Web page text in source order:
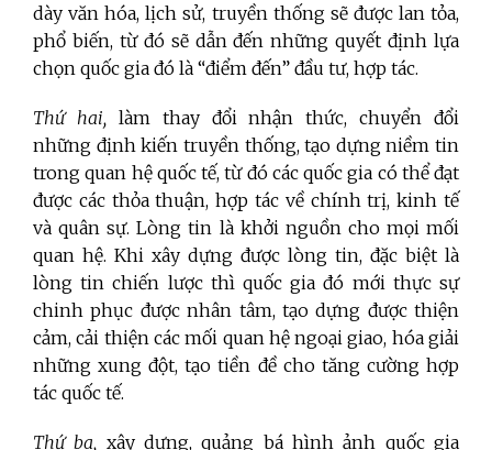
dày văn hóa, lịch sử, truyền thống sẽ được lan tỏa,
phổ biến, từ đó sẽ dẫn đến những quyết định lựa
chọn quốc gia đó là “điểm đến” đầu tư, hợp tác.
Thứ hai, làm thay đổi nhận thức, chuyển đổi
những định kiến truyền thống, tạo dựng niềm tin
trong quan hệ quốc tế, từ đó các quốc gia có thể đạt
được các thỏa thuận, hợp tác về chính trị, kinh tế
và quân sự. Lòng tin là khởi nguồn cho mọi mối
quan hệ. Khi xây dựng được lòng tin, đặc biệt là
lòng tin chiến lược thì quốc gia đó mới thực sự
chinh phục được nhân tâm, tạo dựng được thiện
cảm, cải thiện các mối quan hệ ngoại giao, hóa giải
những xung đột, tạo tiền đề cho tăng cường hợp
tác quốc tế.
Thứ ba, xây dựng, quảng bá hình ảnh quốc gia